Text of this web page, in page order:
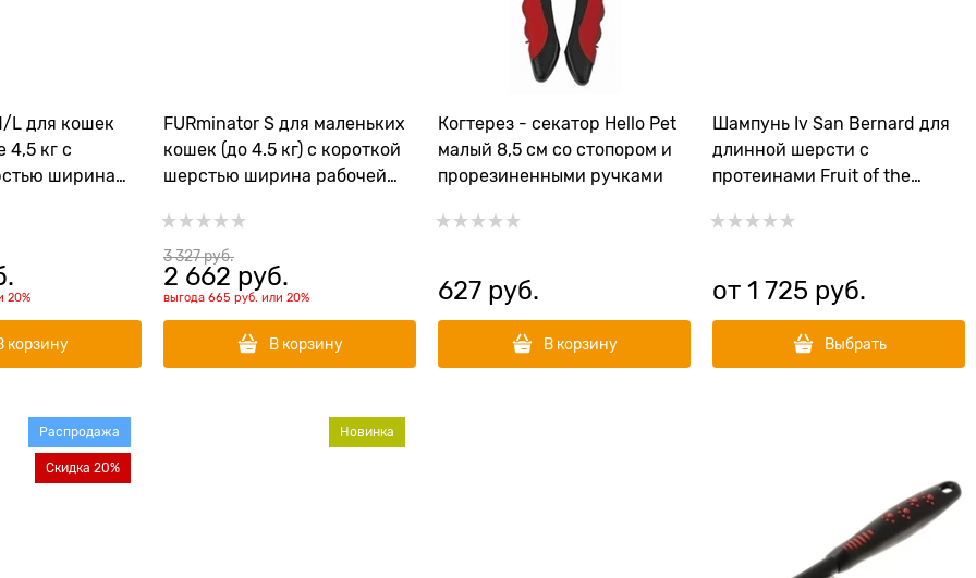
L для кошек
4,5 кг с
ширина
M/L Long
20%
корзину
FURminator S для маленьких
кошек (до 4.5 кг) с короткой
шерстью ширина рабочей
Undercoat S Short Hair)
3 327 руб.
2 662 руб.
выгода 665 руб. или 20%
В корзину
Когтерез - секатор Hello Pet
малый 8,5 см со стопором и
прорезиненными ручками
627 руб.
В корзину
Шампунь Iv San Bernard для
длинной шерсти с
протеинами Fruit of the
от 1 725 руб.
Выбрать
Распродажа
Скидка 20%
Новинка